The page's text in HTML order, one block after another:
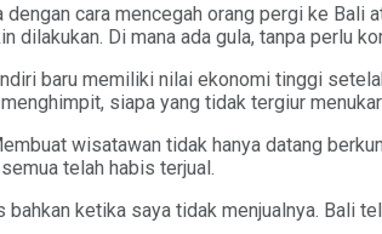
cara mencegah orang pergi ke
dilakukan. Di mana ada gula, tanpa perlu
baru memiliki nilai ekonomi tinggi
siapa yang tidak tergiur
wisatawan tidak hanya datang
telah habis terjual.
ketika saya tidak menjualnya. Bali